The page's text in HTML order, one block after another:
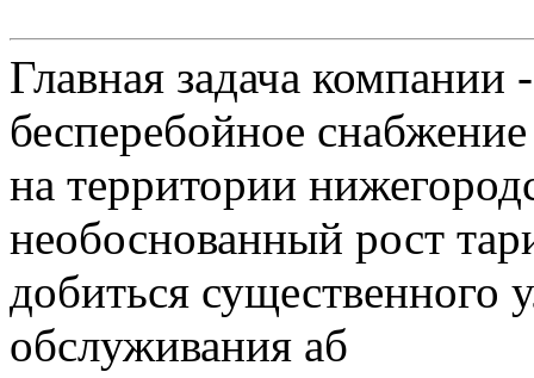
Главная задача
бесперебойное
на территории
необоснованный рост
добиться существенного
обслуживания аб